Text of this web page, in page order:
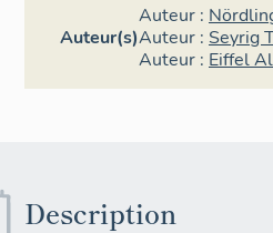
Auteur(s)
Auteur :
Auteur : Seyrig
Auteur : Eiffel
Description